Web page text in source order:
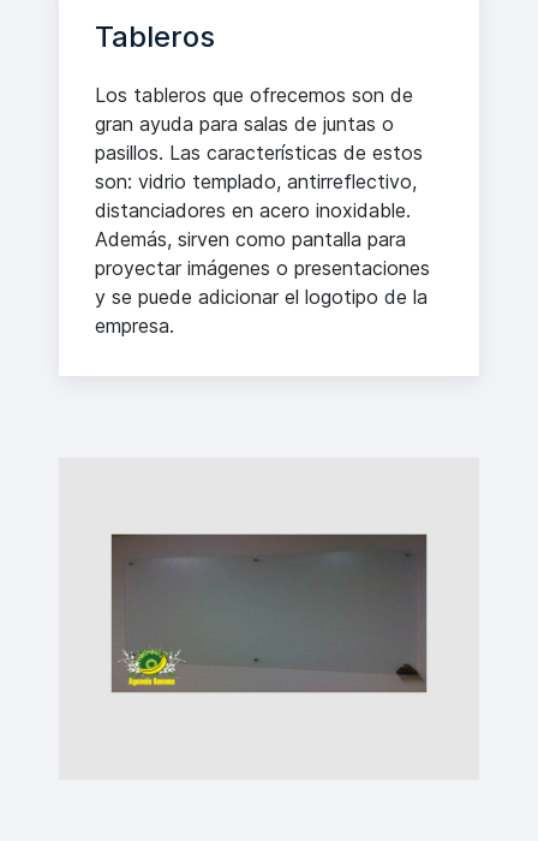
Tableros
Los tableros que ofrecemos son de
gran ayuda para salas de juntas o
pasillos. Las características de estos
son: vidrio templado, antirreflectivo,
distanciadores en acero inoxidable.
Además, sirven como pantalla para
proyectar imágenes o presentaciones
y se puede adicionar el logotipo de la
empresa.